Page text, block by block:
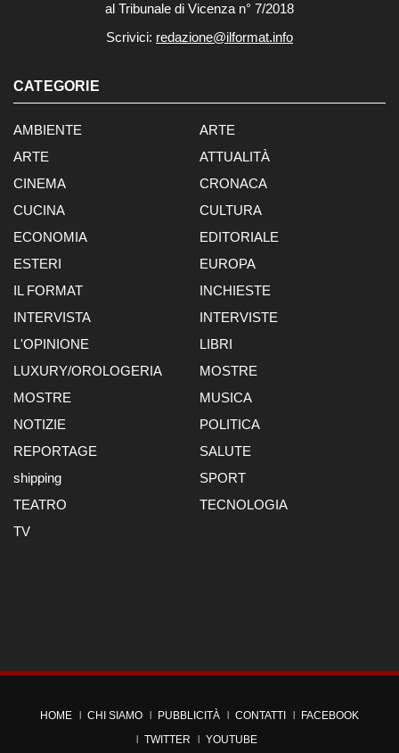
al Tribunale di Vicenza n° 7/2018
Scrivici: redazione@ilformat.info
CATEGORIE
AMBIENTE
ARTE
ARTE
ATTUALITÀ
CINEMA
CRONACA
CUCINA
CULTURA
ECONOMIA
EDITORIALE
ESTERI
EUROPA
IL FORMAT
INCHIESTE
INTERVISTA
INTERVISTE
L'OPINIONE
LIBRI
LUXURY/OROLOGERIA
MOSTRE
MOSTRE
MUSICA
NOTIZIE
POLITICA
REPORTAGE
SALUTE
shipping
SPORT
TEATRO
TECNOLOGIA
TV
HOME CHI SIAMO PUBBLICITÀ CONTATTI
FACEBOOK
TWITTER
YOUTUBE